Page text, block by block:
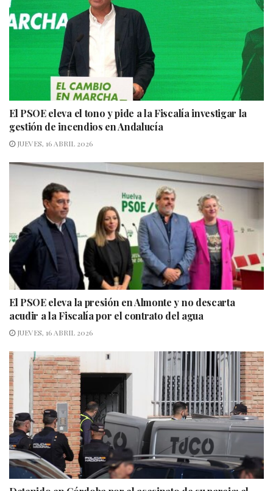
El PSOE eleva el tono y pide a la Fiscalía investigar la
gestión de incendios en Andalucía
JUEVES, 16 ABRIL 2026
El PSOE eleva la presión en Almonte y no descarta
acudir a la Fiscalía por el contrato del agua
JUEVES, 16 ABRIL 2026